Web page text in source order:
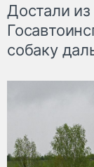
Достали
собаку